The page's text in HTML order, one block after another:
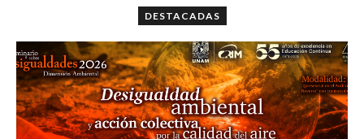
DESTACADAS